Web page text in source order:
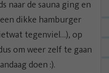
naar de sauna ging en
dikke hamburger
tegenviel…), op
om weer zelf te gaan
doen :).